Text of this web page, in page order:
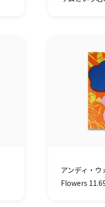
アンディ・ウ
Flowers